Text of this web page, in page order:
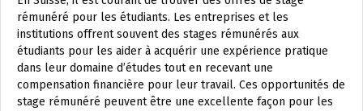
rémunéré pour les étudiants. Les entreprises et les
institutions offrent souvent des stages rémunérés aux
étudiants pour les aider à acquérir une expérience pratique
dans leur domaine d’études tout en recevant une
compensation financière pour leur travail. Ces opportunités de
stage rémunéré peuvent être une excellente façon pour les